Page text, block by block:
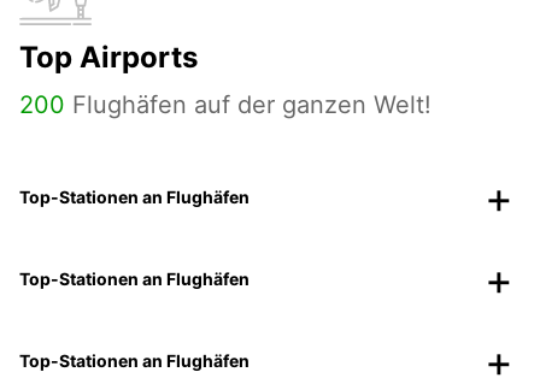
Top Airports
200 Flughäfen auf der ganzen Welt!
Top-Stationen an Flughäfen
Top-Stationen an Flughäfen
Top-Stationen an Flughäfen